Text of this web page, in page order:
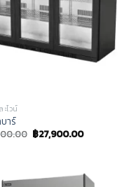
ะไวน์
าร์
฿27,900.00